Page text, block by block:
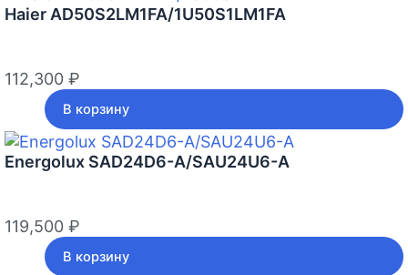
Haier AD50S2LM1FA/1U50S1LM1FA
112,300 ₽
В корзину
Energolux SAD24D6-A/SAU24U6-A
119,500 ₽
В корзину